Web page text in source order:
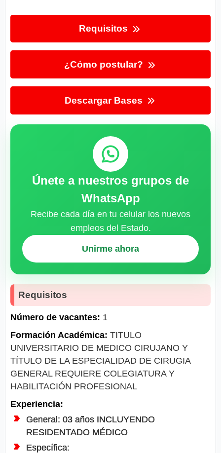
Requisitos
¿Cómo postular?
Descargar Bases
Únete a nuestros grupos de
WhatsApp
Recibe cada día en tu celular los nuevos
empleos del Estado.
Unirme ahora
Requisitos
Número de vacantes: 1
Formación Académica: TITULO
UNIVERSITARIO DE MEDICO CIRUJANO Y
TÍTULO DE LA ESPECIALIDAD DE CIRUGIA
GENERAL REQUIERE COLEGIATURA Y
HABILITACIÓN PROFESIONAL
Experiencia:
General: 03 años INCLUYENDO
RESIDENTADO MÉDICO
Específica: